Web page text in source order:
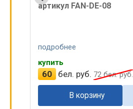
артикул FAN-DE-08
подробнее
купить
60 бел. руб. 72бел. руб.
В корзину